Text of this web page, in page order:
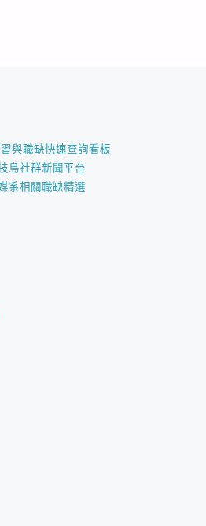
與職缺快速查詢看板
島社群新聞平台
系相關職缺精選